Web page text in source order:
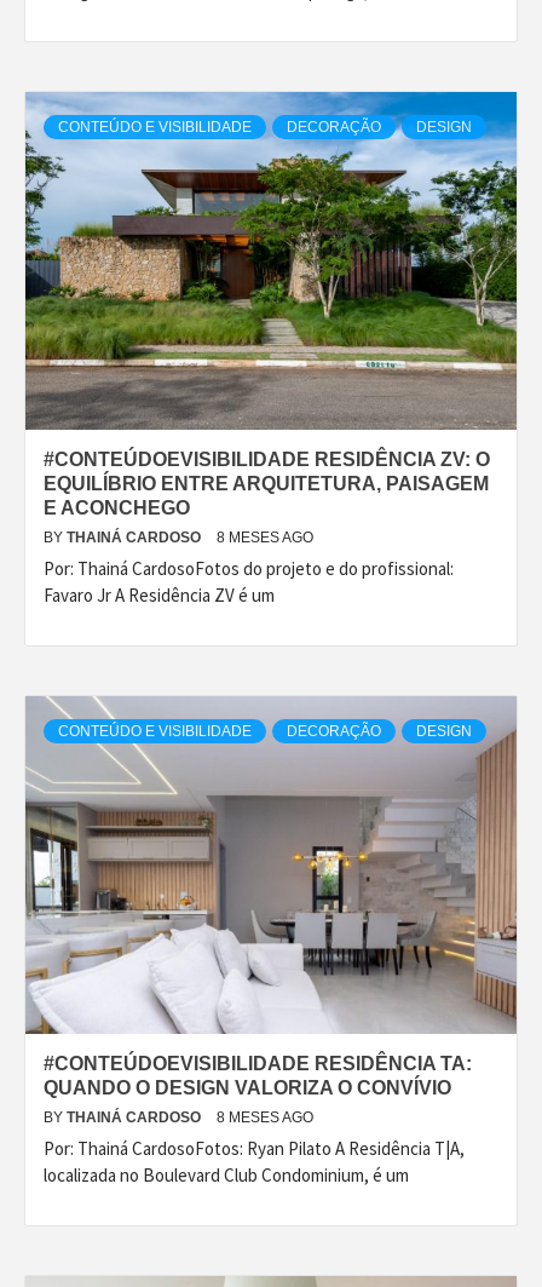
CONTEÚDO E VISIBILIDADE DECORAÇÃO DESIGN
#CONTEÚDOEVISIBILIDADE RESIDÊNCIA ZV: O
EQUILÍBRIO ENTRE ARQUITETURA, PAISAGEM
E ACONCHEGO
BY THAINÁ CARDOSO 8 MESES AGO
Por: Thainá CardosoFotos do projeto e do profissional:
Favaro Jr A Residência ZV é um
CONTEÚDO E VISIBILIDADE DECORAÇÃO DESIGN
#CONTEÚDOEVISIBILIDADE RESIDÊNCIA TA:
QUANDO O DESIGN VALORIZA O CONVÍVIO
BY THAINÁ CARDOSO 8 MESES AGO
Por: Thainá CardosoFotos: Ryan Pilato A Residência T|A,
localizada no Boulevard Club Condominium, é um